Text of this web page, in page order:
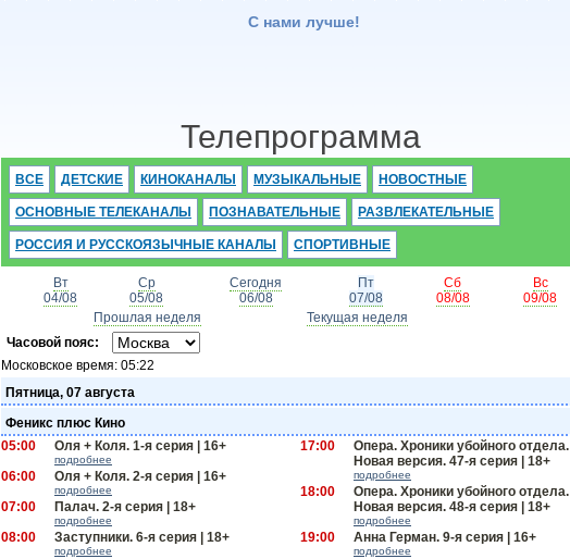
С нами лучше!
Телепрограмма
ВСЕ ДЕТСКИЕ КИНОКАНАЛЫ МУЗЫКАЛЬНЫЕ НОВОСТНЫЕ
ОСНОВНЫЕ ТЕЛЕКАНАЛЫ ПОЗНАВАТЕЛЬНЫЕ РАЗВЛЕКАТЕЛЬНЫЕ
РОССИЯ И РУССКОЯЗЫЧНЫЕ КАНАЛЫ СПОРТИВНЫЕ
Вт
04/08
Ср
05/08
Сегодня
06/08
Пт
07/08
Сб
08/08
Вс
09/08
Прошлая неделя
Текущая неделя
Часовой пояс:
Московское время: 05:22
Пятница, 07 августа
Феникс плюс Кино
05:00
Оля + Коля. 1-я серия | 16+
подробнее
06:00 Оля + Коля. 2-я серия | 16+
подробнее
07:00 Палач. 2-я серия | 18+
подробнее
08:00 Заступники. 6-я серия | 18+
подробнее
17:00
Опера. Хроники убойного отдела.
Новая версия. 47-я серия | 18+
подробнее
18:00
Опера. Хроники убойного отдела.
Новая версия. 48-я серия | 18+
подробнее
19:00 Анна Герман. 9-я серия | 16+
подробнее